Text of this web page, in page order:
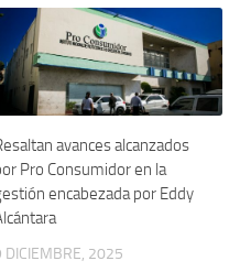
avances alcanzados
Pro Consumidor en la
encabezada por Eddy
DICIEMBRE, 2025